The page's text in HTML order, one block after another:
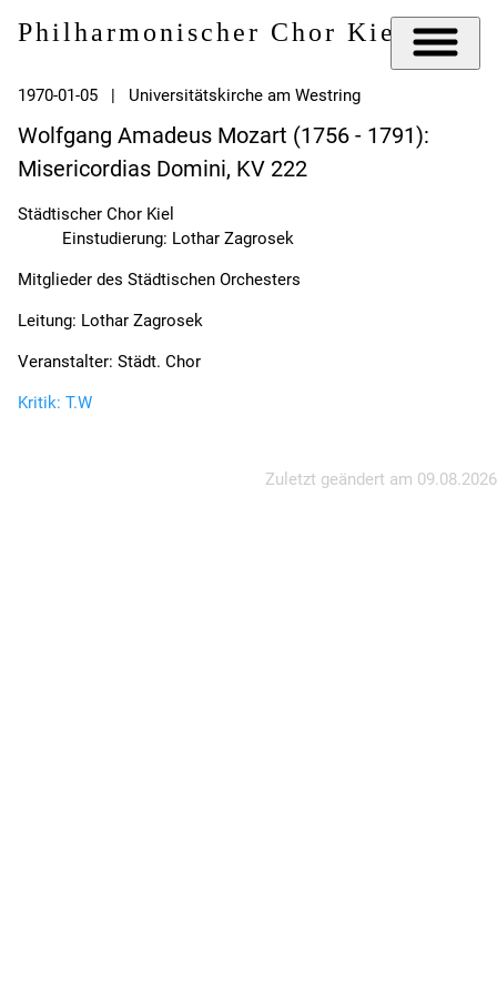
Philharmonischer Chor Kiel e.V.
1970-01-05 | Universitätskirche am Westring
Wolfgang Amadeus Mozart (1756 - 1791):
Misericordias Domini, KV 222
Städtischer Chor Kiel
Einstudierung: Lothar Zagrosek
Mitglieder des Städtischen Orchesters
Leitung: Lothar Zagrosek
Veranstalter: Städt. Chor
Kritik: T.W
Zuletzt geändert am 09.08.2026